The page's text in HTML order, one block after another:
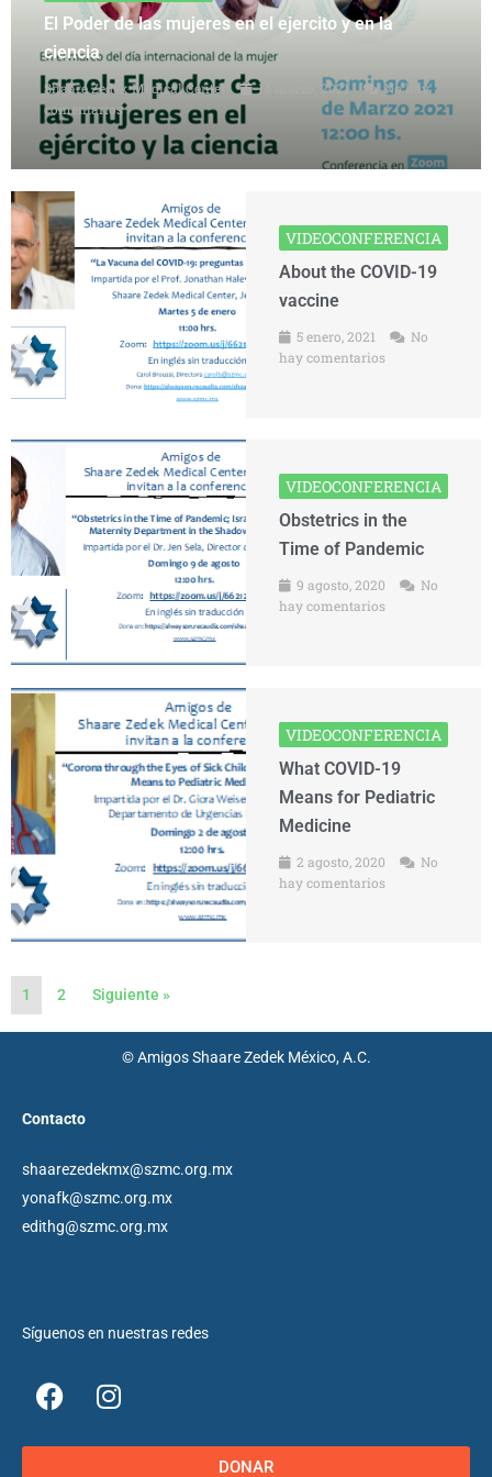
El Poder de las mujeres en el ejercito y en la
ciencia
Shaare Zedek Medical Center 14 marzo, 2021
No hay
comentarios
VIDEOCONFERENCIA
About the COVID-19
vaccine
5 enero, 2021
No
hay comentarios
VIDEOCONFERENCIA
Obstetrics in the
Time of Pandemic
9 agosto, 2020
No
hay comentarios
VIDEOCONFERENCIA
What COVID-19
Means for Pediatric
Medicine
2 agosto, 2020
No
hay comentarios
1 2 Siguiente »
© Amigos Shaare Zedek México, A.C.
Contacto
shaarezedekmx@szmc.org.mx
yonafk@szmc.org.mx
edithg@szmc.org.mx
Síguenos en nuestras redes
DONAR